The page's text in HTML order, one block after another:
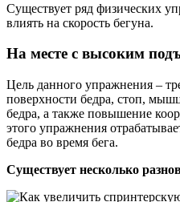
Существует ряд физических
влиять на скорость бегуна.
На месте с высоким
Цель данного упражнения –
поверхности бедра, стоп,
бедра, а также повышение
этого упражнения
бедра во время бега.
Существует несколько